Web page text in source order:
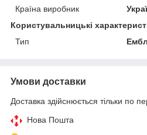
Країна виробник
Користувальницькі
Тип
Умови доставки
Доставка здійснюється тільки по
Нова Пошта